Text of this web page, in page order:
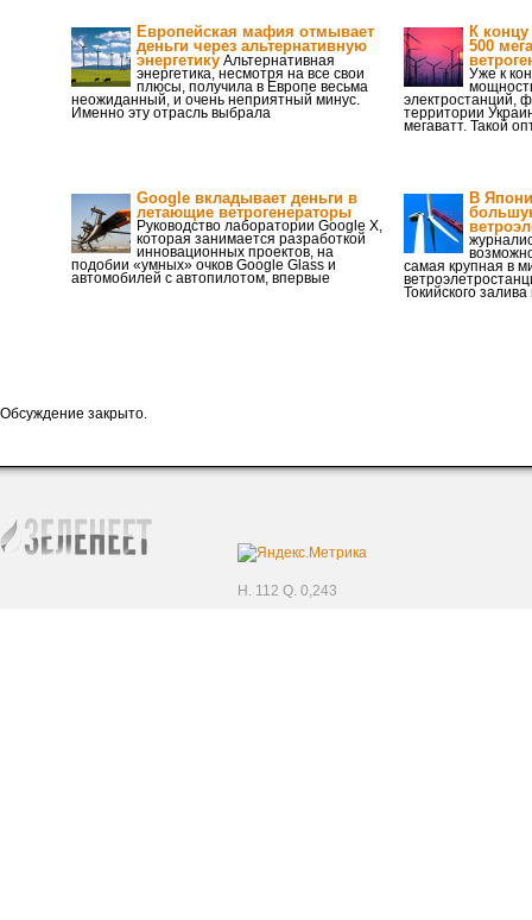
Европейская мафия отмывает
деньги через альтернативную
энергетику Альтернативная
энергетика, несмотря на все свои
плюсы, получила в Европе весьма
неожиданный, и очень неприятный минус.
Именно эту отрасль выбрала
К
500
Уже к
электростанций,
территории
мегаватт. Такой
Google вкладывает деньги в
летающие ветрогенераторы
Руководство лаборатории Google X,
которая занимается разработкой
инновационных проектов, на
подобии «умных» очков Google Glass и
автомобилей с автопилотом, впервые
В
самая крупная в
Токийского
Обсуждение закрыто.
H. 112 Q. 0,243